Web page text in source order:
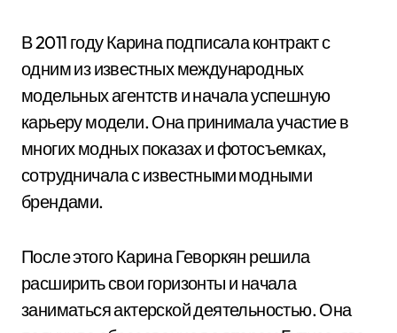
В 2011 году Карина подписала контракт с
одним из известных международных
модельных агентств и начала успешную
карьеру модели. Она принимала участие в
многих модных показах и фотосъемках,
сотрудничала с известными модными
брендами.
После этого Карина Геворкян решила
расширить свои горизонты и начала
заниматься актерской деятельностью. Она